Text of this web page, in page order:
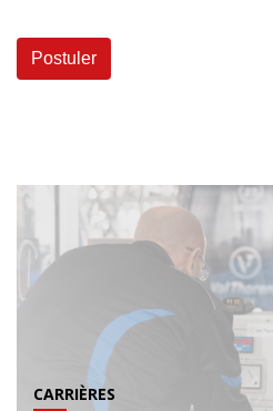
CARRIÈRES